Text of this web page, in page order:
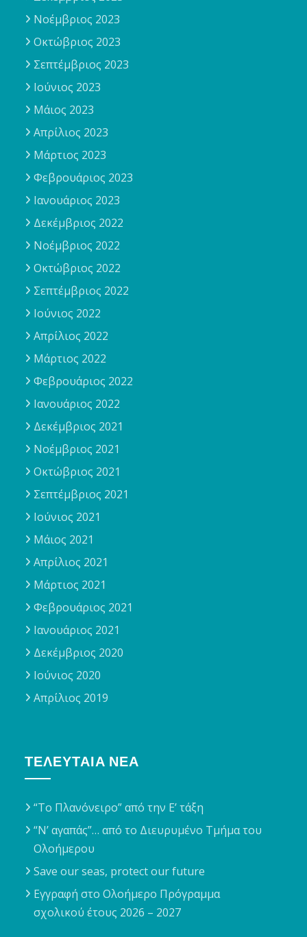
Νοέμβριος 2023
Οκτώβριος 2023
Σεπτέμβριος 2023
Ιούνιος 2023
Μάιος 2023
Απρίλιος 2023
Μάρτιος 2023
Φεβρουάριος 2023
Ιανουάριος 2023
Δεκέμβριος 2022
Νοέμβριος 2022
Οκτώβριος 2022
Σεπτέμβριος 2022
Ιούνιος 2022
Απρίλιος 2022
Μάρτιος 2022
Φεβρουάριος 2022
Ιανουάριος 2022
Δεκέμβριος 2021
Νοέμβριος 2021
Οκτώβριος 2021
Σεπτέμβριος 2021
Ιούνιος 2021
Μάιος 2021
Απρίλιος 2021
Μάρτιος 2021
Φεβρουάριος 2021
Ιανουάριος 2021
Δεκέμβριος 2020
Ιούνιος 2020
Απρίλιος 2019
ΤΕΛΕΥΤΑΊΑ ΝΈΑ
“Το Πλανόνειρο” από την Ε’ τάξη
“Ν’ αγαπάς”… από το Διευρυμένο Τμήμα του
Ολοήμερου
Save our seas, protect our future
Εγγραφή στο Ολοήμερο Πρόγραμμα
σχολικού έτους 2026 – 2027